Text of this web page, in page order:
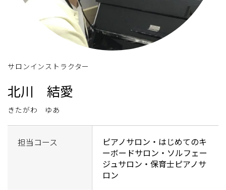
サロンインストラクター
北川 結愛
きたがわ ゆあ
担当コース
ピアノサロン・はじめてのキ
ーボードサロン・ソルフェー
ジュサロン・保育士ピアノサ
ロン